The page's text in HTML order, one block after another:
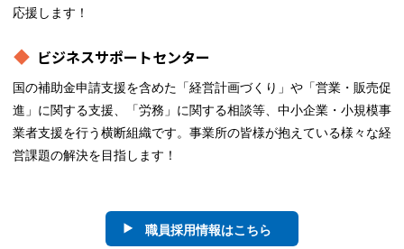
応援します！
ビジネスサポートセンター
国の補助金申請支援を含めた「経営計画づくり」や「営業・販売促
進」に関する支援、「労務」に関する相談等、中小企業・小規模事
業者支援を行う横断組織です。事業所の皆様が抱えている様々な経
営課題の解決を目指します！
職員採用情報はこちら